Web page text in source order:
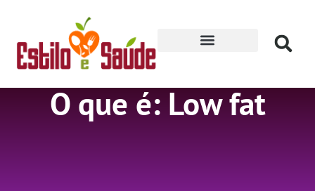
O que é: Low fat